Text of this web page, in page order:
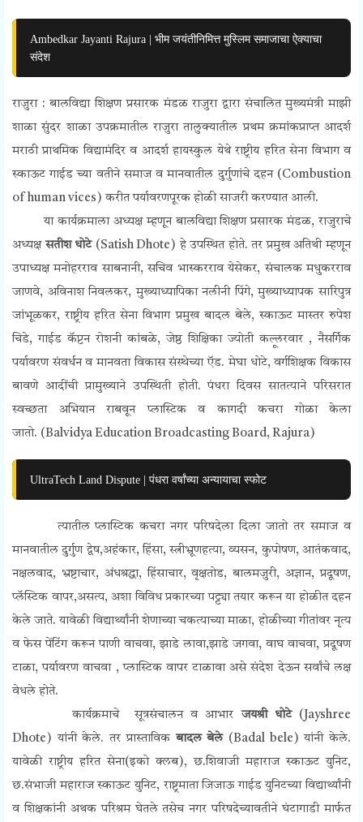
Ambedkar Jayanti Rajura | भीम जयंतीनिमित्त मुस्लिम समाजाचा ऐक्याचा
संदेश
राजुरा :बालविद्या शिक्षण प्रसारक मंडळ राजुरा द्वारा संचालित मुख्यमंत्री माझी
शाळा सुंदर शाळा उपक्रमातील राजुरा तालुक्यातील प्रथम क्रमांकप्राप्त आदर्श
मराठी प्राथमिक विद्यामंदिर व आदर्श हायस्कुल येथे राष्ट्रीय हरित सेना विभाग व
स्काऊट गाईड च्या वतीने समाज व मानवातील दुर्गुणांचे दहन ( Combustion
of human vices) करीत पर्यावरणपूरक होळी साजरी करण्यात आली.
या कार्यक्रमाला अध्यक्ष म्हणून बालविद्या शिक्षण प्रसारक मंडळ, राजुराचे
अध्यक्षसतीश धोटे( Satish Dhote)हे उपस्थित होते.तर प्रमुख अतिथी म्हणून
उपाध्यक्ष मनोहरराव साबनानी, सचिव भास्करराव येसेकर, संचालक मधुकरराव
जाणवे, अविनाश निवलकर, मुख्याध्यापिका नलीनी पिंगे, मुख्याध्यापक सारिपुत्र
जांभूळकर, राष्ट्रीय हरित सेना विभाग प्रमुख बादल बेले, स्काऊट मास्तर रुपेश
चिडे, गाईड कॅप्टन रोशनी कांबळे, जेष्ठ शिक्षिका ज्योती कल्लूरवार , नैसर्गिक
पर्यावरण संवर्धन व मानवता विकास संस्थेच्या ऍड. मेघा धोटे, वर्गशिक्षक विकास
बावणे आदींची प्रामुख्याने उपस्थिती होती. पंधरा दिवस सातत्याने परिसरात
स्वच्छता अभियान राबवून प्लास्टिक व कागदी कचरा गोळा केला
जातो. (Balvidya Education Broadcasting Board, Rajura)
UltraTech Land Dispute | पंधरा वर्षांच्या अन्यायाचा स्फोट
त्यातील प्लास्टिक कचरा नगर परिषदेला दिला जातो तर समाज व
मानवातील दुर्गुण द्वेष,अहंकार, हिंसा, स्त्रीभ्रूणहत्या, व्यसन, कुपोषण, आतंकवाद,
नक्षलवाद, भ्रष्टाचार, अंधश्रद्धा, हिंसाचार, वृक्षतोड, बालमजुरी, अज्ञान, प्रदूषण,
प्लॅस्टिक वापर,असत्य, अशा विविध प्रकारच्या पट्ट्या तयार करून या होळीत दहन
केले जाते. यावेळी विद्यार्थ्यांनी शेणाच्या चकत्याच्या माळा, होळीच्या गीतांवर नृत्य
व फेस पेंटिंग करून पाणी वाचवा, झाडे लावा,झाडे जगवा, वाघ वाचवा, प्रदूषण
टाळा, पर्यावरण वाचवा , प्लास्टिक वापर टाळावा असे संदेश देऊन सर्वांचे लक्ष
वेधले होते.
कार्यक्रमाचे सूत्रसंचालन व आभारजयश्री धोटे( Jayshree
Dhote)यांनी केले. तर प्रास्ताविक बादल बेले(Badal bele)यांनी केले.
यावेळी राष्ट्रीय हरित सेना(इको क्लब), छ.शिवाजी महाराज स्काऊट युनिट,
छ.संभाजी महाराज स्काऊट युनिट, राष्ट्रमाता जिजाऊ गाईड युनिटच्या विद्यार्थ्यांनी
व शिक्षकांनी अथक परिश्रम घेतले तसेच नगर परिषदेच्यावतीने घंटागाडी मार्फत